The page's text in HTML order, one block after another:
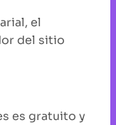
el
del sitio
es gratuito y